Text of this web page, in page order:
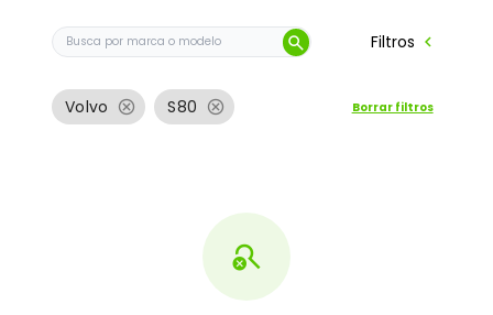
Buscar auto por marca o modelo
search Filtros chevron_left
Volvo cancel S80 cancel Borrar filtros
search_off